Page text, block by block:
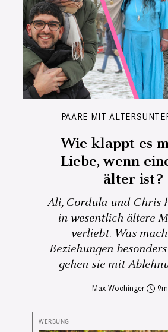
PAARE MIT
Wie klappt es
Liebe, wenn
älter ist?
Ali, Cordula und Chris
in wesentlich ältere
verliebt. Was
Beziehungen
gehen sie mit
Max Wochinger 9